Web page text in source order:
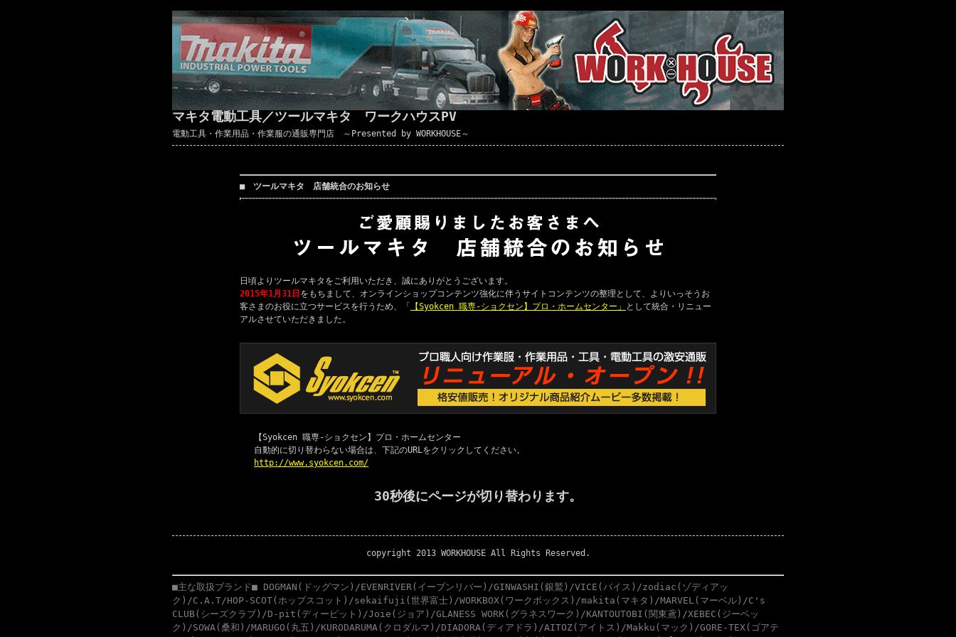
マキタ電動工具／ツールマキタ ワークハウスPV
電動工具・作業用品・作業服の通販専門店 ～Presented by WORKHOUSE～
■ ツールマキタ 店舗統合のお知らせ
日頃よりツールマキタをご利用いただき、誠にありがとうございます。
2015年1月31日 をもちまして、オンラインショップコンテンツ強化に伴うサイトコンテンツの整理として、よりいっそうお
客さまのお役に立つサービスを行うため、「
【Syokcen 職専-ショクセン】プロ・ホームセンター」
として統合・リニュー
アルさせていただきました。
【Syokcen 職専-ショクセン】プロ・ホームセンター
自動的に切り替わらない場合は、下記のURLをクリックしてください。
http://www.syokcen.com/
30秒後にページが切り替わります。
copyright 2013 WORKHOUSE All Rights Reserved.
■主な取扱ブランド■ DOGMAN(ドッグマン)/EVENRIVER(イーブンリバー)/GINWASHI(銀鷲)/VICE(バイス)/zodiac(ゾディアッ
ク)/C.A.T/HOP-SCOT(ホップスコット)/sekaifuji(世界富士)/WORKBOX(ワークボックス)/makita(マキタ)/MARVEL(マーベル)/C's
CLUB(シーズクラブ)/D-pit(ディーピット)/Joie(ジョア)/GLANESS WORK(グラネスワーク)/KANTOUTOBI(関東鳶)/XEBEC(ジーベッ
ク)/SOWA(桑和)/MARUGO(丸五)/KURODARUMA(クロダルマ)/DIADORA(ディアドラ)/AITOZ(アイトス)/Makku(マック)/GORE-TEX(ゴアテ